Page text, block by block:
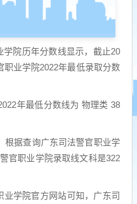
院历年分数线显示，截止20
职业学院2022年最低录取分数
年最低分数线为 物理类 38
根据查询广东司法警官职业学
官职业学院录取线文科是322
学院官方网站可知，广东司